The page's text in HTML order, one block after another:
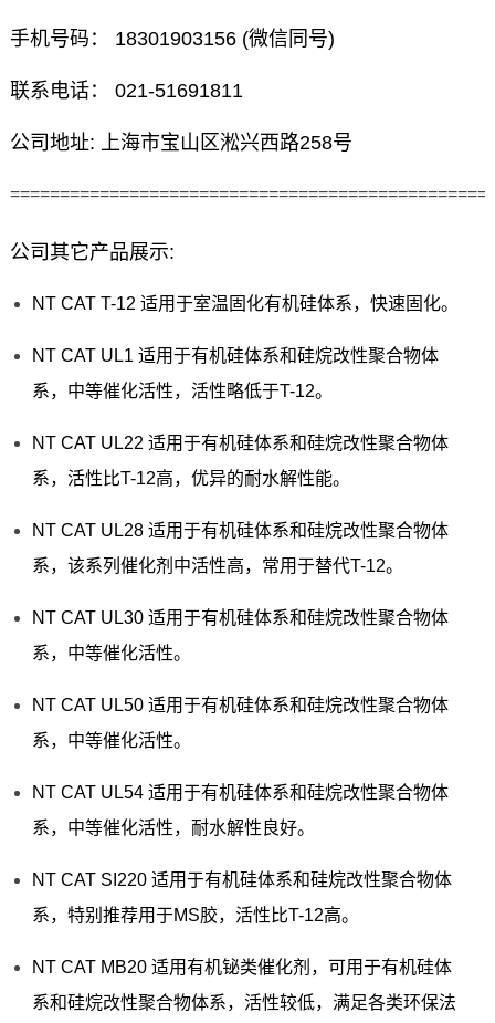
手机号码： 18301903156 (微信同号)
联系电话： 021-51691811
公司地址: 上海市宝山区淞兴西路258号
公司其它产品展示:
NT CAT T-12 适用于室温固化有机硅体系，快速固化。
NT CAT UL1 适用于有机硅体系和硅烷改性聚合物体
系，中等催化活性，活性略低于T-12。
NT CAT UL22 适用于有机硅体系和硅烷改性聚合物体
系，活性比T-12高，优异的耐水解性能。
NT CAT UL28 适用于有机硅体系和硅烷改性聚合物体
系，该系列催化剂中活性高，常用于替代T-12。
NT CAT UL30 适用于有机硅体系和硅烷改性聚合物体
系，中等催化活性。
NT CAT UL50 适用于有机硅体系和硅烷改性聚合物体
系，中等催化活性。
NT CAT UL54 适用于有机硅体系和硅烷改性聚合物体
系，中等催化活性，耐水解性良好。
NT CAT SI220 适用于有机硅体系和硅烷改性聚合物体
系，特别推荐用于MS胶，活性比T-12高。
NT CAT MB20 适用有机铋类催化剂，可用于有机硅体
系和硅烷改性聚合物体系，活性较低，满足各类环保法